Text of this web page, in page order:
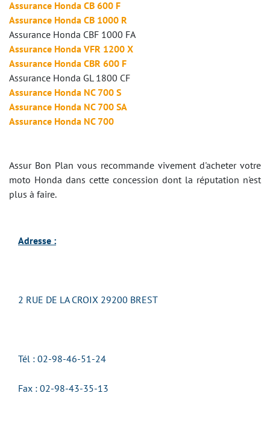
Assurance Honda CB 600 F
Assurance Honda CB 1000 R
Assurance Honda CBF 1000 FA
Assurance Honda VFR 1200 X
Assurance Honda CBR 600 F
Assurance Honda GL 1800 CF
Assurance Honda NC 700 S
Assurance Honda NC 700 SA
Assurance Honda NC 700
Assur Bon Plan vous recommande vivement d'acheter votre
moto Honda dans cette concession dont la réputation n'est
plus à faire.
Adresse :
2 RUE DE LA CROIX 29200 BREST
Tél : 02-98-46-51-24
Fax : 02-98-43-35-13